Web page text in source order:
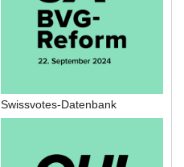
Swissvotes-Datenbank